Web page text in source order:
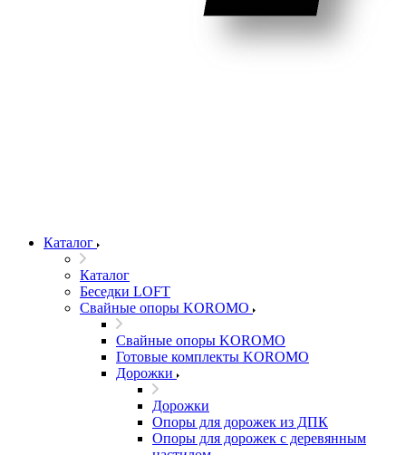
Каталог
Каталог
Беседки LOFT
Свайные опоры KOROMO
Свайные опоры KOROMO
Готовые комплекты KOROMO
Дорожки
Дорожки
Опоры для дорожек из ДПК
Опоры для дорожек с деревянным